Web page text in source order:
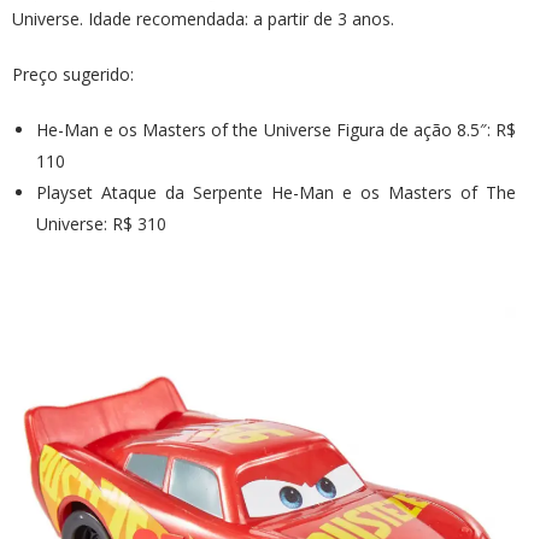
Universe. Idade recomendada: a partir de 3 anos.
Preço sugerido:
He-Man e os Masters of the Universe Figura de ação 8.5″: R$
110
Playset Ataque da Serpente He-Man e os Masters of The
Universe: R$ 310